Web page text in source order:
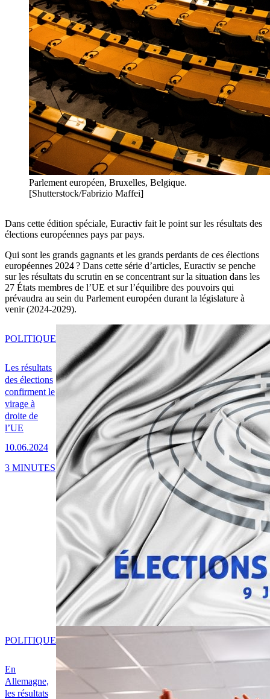
Parlement européen, Bruxelles, Belgique.
[Shutterstock/Fabrizio Maffei]
Dans cette édition spéciale, Euractiv fait le point sur les résultats des
élections européennes pays par pays.
Qui sont les grands gagnants et les grands perdants de ces élections
européennes 2024 ? Dans cette série d’articles, Euractiv se penche
sur les résultats du scrutin en se concentrant sur la situation dans les
27 États membres de l’UE et sur l’équilibre des pouvoirs qui
prévaudra au sein du Parlement européen durant la législature à
venir (2024-2029).
Les résultats
des élections
confirment le
virage à
droite de
l’UE
10.06.2024
POLITIQUE
3 MINUTES
En
Allemagne,
les résultats
POLITIQUE